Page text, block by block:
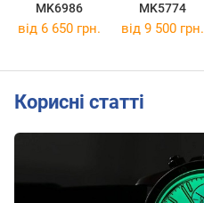
MK6986
MK5774
від 6 650 грн. від 9 500 грн.
Корисні статті